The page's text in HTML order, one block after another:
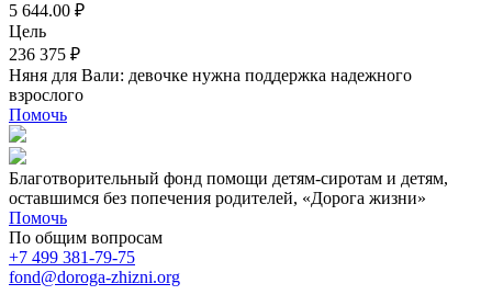
5 644.00 ₽
Цель
236 375 ₽
Няня для Вали: девочке нужна поддержка надежного
взрослого
Помочь
Благотворительный фонд помощи детям-сиротам и детям,
оставшимся без попечения родителей, «Дорога жизни»
Помочь
По общим вопросам
+7 499 381-79-75
fond@doroga-zhizni.org